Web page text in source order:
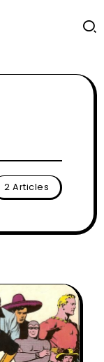
2 Articles